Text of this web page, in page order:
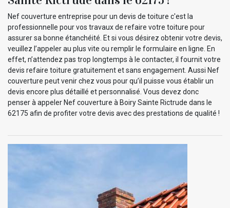
Nef couverture entreprise pour un devis de toiture c'est la
professionnelle pour vos travaux de refaire votre toiture pour
assurer sa bonne étanchéité. Et si vous désirez obtenir votre devis,
veuillez l’appeler au plus vite ou remplir le formulaire en ligne. En
effet, n’attendez pas trop longtemps à le contacter, il fournit votre
devis refaire toiture gratuitement et sans engagement. Aussi Nef
couverture peut venir chez vous pour qu’il puisse vous établir un
devis encore plus détaillé et personnalisé. Vous devez donc
penser à appeler Nef couverture à Boiry Sainte Rictrude dans le
62175 afin de profiter votre devis avec des prestations de qualité !